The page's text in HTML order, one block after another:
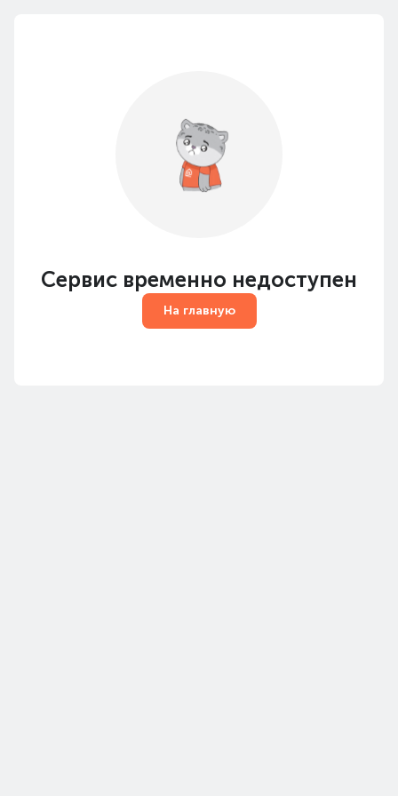
Сервис временно недоступен
На главную